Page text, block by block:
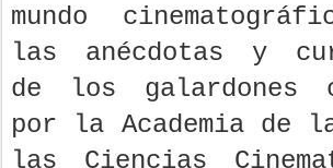
mundo
las anécdotas y
de los galardones
por la Academia de
las Ciencias